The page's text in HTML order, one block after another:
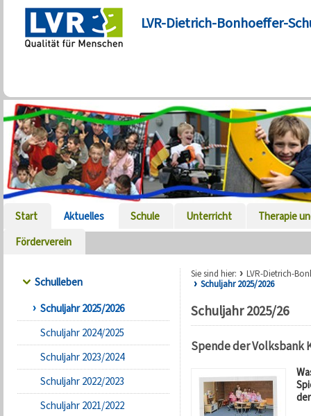
LVR-Dietrich-Bonhoeffer-
Start Aktuelles Schule Unterricht
Therapie
Förderverein
Schulleben
Schuljahr 2025/2026
Schuljahr 2024/2025
Schuljahr 2023/2024
Schuljahr 2022/2023
Schuljahr 2021/2022
Sie sind hier:
LVR-Dietrich-
Schuljahr 2025/2026
Schuljahr 2025/26
Spende der Volksbank